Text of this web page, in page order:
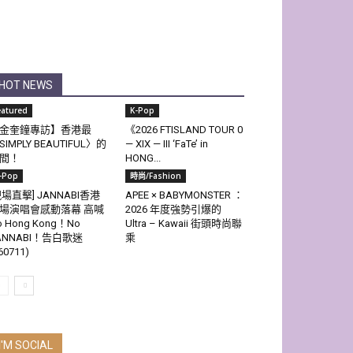
HOT NEWS
金奎鐘專訪】香港最
SIMPLY BEAUTIFUL〉的
！
K-Pop
《2026 FTISLAND TOUR 0
— XIX — III ‘FaTe’ in
HONG...
Pop
場直擊] JANNABI香港
演唱會感動落幕 高喊
Hong Kong！No
！告白歌迷
時尚/Fashion
APEE × BABYMONSTER ：
2026 年度強勢引爆的
Ultra – Kawaii 街頭時尚聯
乘
I'M SOCIAL